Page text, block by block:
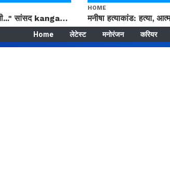
हम सनातनी..." सांसद kangana Ranaut से क्या बोली लड़की? Viral Jantar-Mantar | CJP protest
HOME
Home लेटेस्ट मनोरंजन करियर